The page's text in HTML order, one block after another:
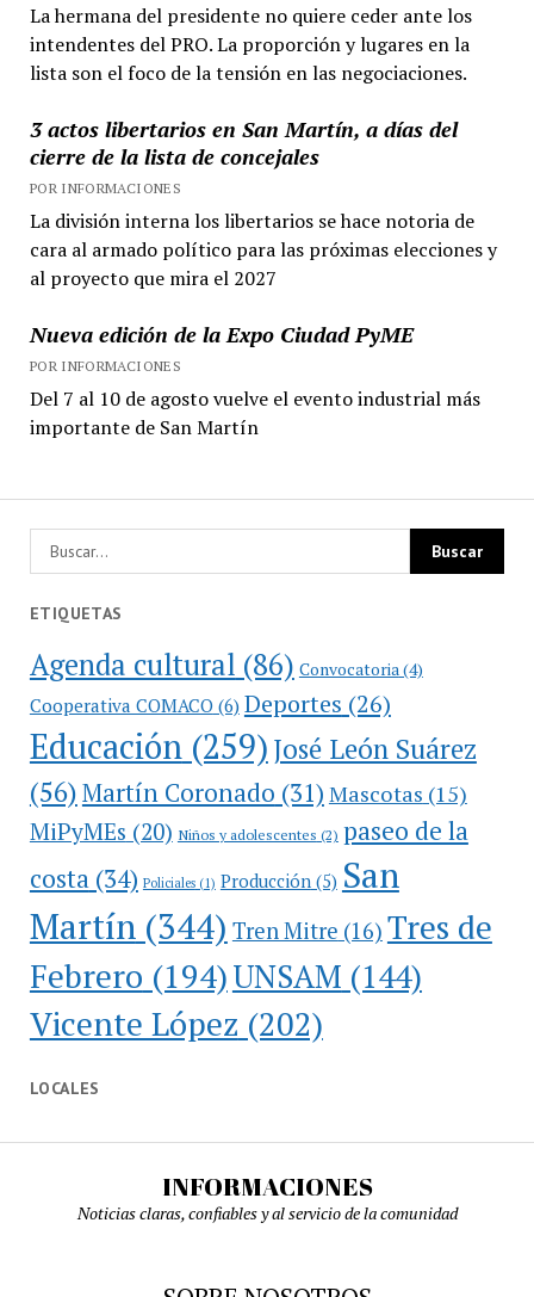
La hermana del presidente no quiere ceder ante los
intendentes del PRO. La proporción y lugares en la
lista son el foco de la tensión en las negociaciones.
3 actos libertarios en San Martín, a días del
cierre de la lista de concejales
POR INFORMACIONES
La división interna los libertarios se hace notoria de
cara al armado político para las próximas elecciones y
al proyecto que mira el 2027
Nueva edición de la Expo Ciudad PyME
POR INFORMACIONES
Del 7 al 10 de agosto vuelve el evento industrial más
importante de San Martín
ETIQUETAS
Agenda cultural (86) Convocatoria (4)
Cooperativa COMACO(6) Deportes (26)
Educación(259)José León Suárez
(56)Martín Coronado (31) Mascotas (15)
MiPyMEs (20) Niños y adolescentes (2) paseo de la
costa(34) Policiales(1) Producción(5) San
Martín(344) Tren Mitre (16) Tres de
Febrero (194)UNSAM (144)
Vicente López (202)
LOCALES
INFORMACIONES
Noticias claras, confiables y al servicio de la comunidad